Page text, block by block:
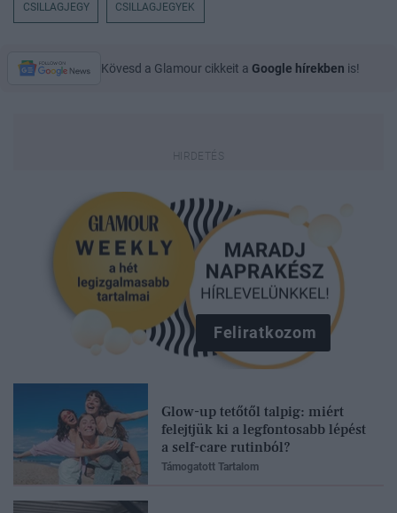
CSILLAGJEGY CSILLAGJEGYEK
Kövesd a Glamour cikkeit a Google hírekben is!
Feliratkozom
Glow-up tetőtől talpig: miért
felejtjük ki a legfontosabb lépést
a self-care rutinból?
Támogatott Tartalom